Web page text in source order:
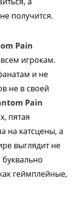
получится.
Pain
игрокам.
и не
не в своей
Pain
пятая
на катсцены, а
выглядит не
геймплейные,